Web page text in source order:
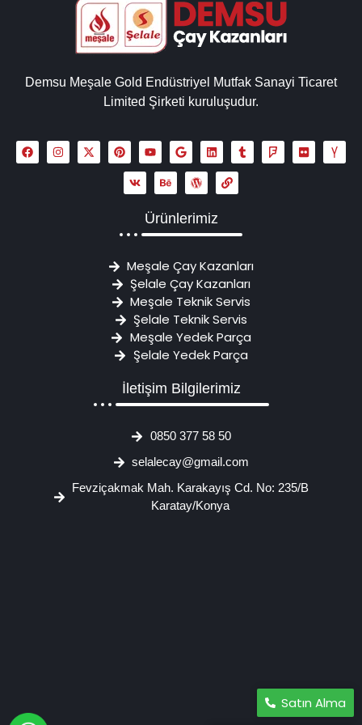
Demsu Meşale Gold Endüstriyel Mutfak Sanayi Ticaret
Limited Şirketi kuruluşudur.
Ürünlerimiz
Meşale Çay Kazanları
Şelale Çay Kazanları
Meşale Teknik Servis
Şelale Teknik Servis
Meşale Yedek Parça
Şelale Yedek Parça
İletişim Bilgilerimiz
0850 377 58 50
selalecay@gmail.com
Fevziçakmak Mah. Karakayış Cd. No: 235/B
Karatay/Konya
Satın Alma